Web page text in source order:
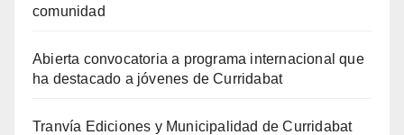
comunidad
Abierta convocatoria a programa internacional que
ha destacado a jóvenes de Curridabat
Tranvía Ediciones y Municipalidad de Curridabat